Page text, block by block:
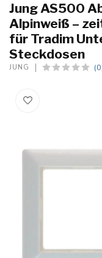
Jung AS500
Alpinweiß –
für Tradim
Steckdosen
JUNG